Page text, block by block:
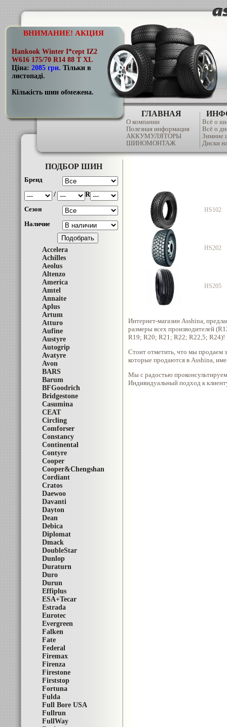
ВНИМАНИЕ! АКЦИЯ
Hankook Winter I*cept IZ2
W616 175/70 R14 88 T XL
Ціна: 2085 грн. Тільки в
листопаді.
Кількість шин обмежена.
ГЛАВНАЯ
О компании
Полезная информация
АККУМУЛЯТОРЫ
ШИНОМОНТАЖ
Всё о
Всё о
Зимние
Диски
ПОДБОР ШИН
Бренд
/
R
Сезон
Наличие
Accelera
Achilles
Aeolus
Altenzo
America
Amtel
Annaite
Aplus
Artum
Atturo
Aufine
Austyre
Autogrip
Avatyre
Avon
BARS
Barum
BFGoodrich
Bridgestone
Casumina
CEAT
Circling
Comforser
Constancy
Continental
Contyre
Cooper
Cooper&Chengshan
Cordiant
Cratos
Daewoo
Davanti
Dayton
Dean
Debica
Diplomat
Dmack
DoubleStar
Dunlop
Duraturn
Duro
Durun
Effiplus
ESA+Tecar
Estrada
Eurotec
Evergreen
Falken
Fate
Federal
Firemax
Firenza
Firestone
Firststop
Fortuna
Fulda
Full Bore USA
Fullrun
FullWay
HS102
HS202
HS205
Интернет-магазин Asshina,
размеры всех производителей
R19; R20; R21; R22; R22,5; R24)!
Стоит отметить, что мы продаем
которые продаются в Asshina,
Мы с радостью
Индивидуальный подход к